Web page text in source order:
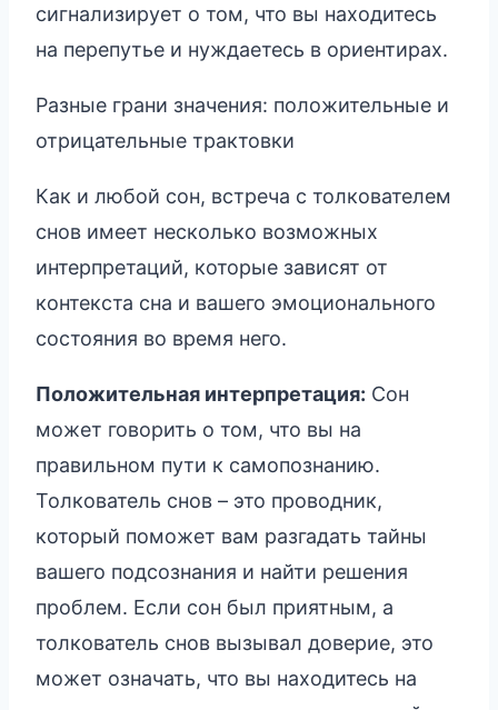
сигнализирует о том, что вы находитесь
на перепутье и нуждаетесь в ориентирах.
Разные грани значения: положительные и
отрицательные трактовки
Как и любой сон, встреча с толкователем
снов имеет несколько возможных
интерпретаций, которые зависят от
контекста сна и вашего эмоционального
состояния во время него.
Положительная интерпретация: Сон
может говорить о том, что вы на
правильном пути к самопознанию.
Толкователь снов – это проводник,
который поможет вам разгадать тайны
вашего подсознания и найти решения
проблем. Если сон был приятным, а
толкователь снов вызывал доверие, это
может означать, что вы находитесь на